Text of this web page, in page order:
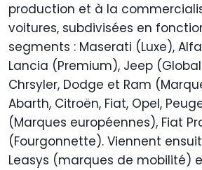
production et à la
voitures, subdivisées en
segments : Maserati (Luxe),
Lancia (Premium), Jeep
Chrsyler, Dodge et Ram
Abarth, Citroën, Fiat, Opel,
(Marques européennes), Fiat
(Fourgonnette). Viennent
Leasys (marques de mobilité)